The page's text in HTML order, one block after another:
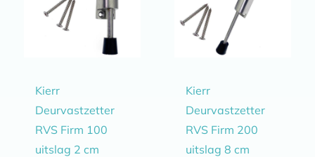
Kierr
Deurvastzetter
RVS Firm 100
uitslag 2 cm
Kierr
Deurvastzetter
RVS Firm 200
uitslag 8 cm